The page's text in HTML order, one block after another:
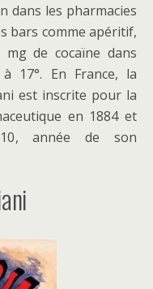
dans les pharmacies
bars comme apéritif,
de cocaïne dans
17°. En France, la
est inscrite pour la
en 1884 et
année de son